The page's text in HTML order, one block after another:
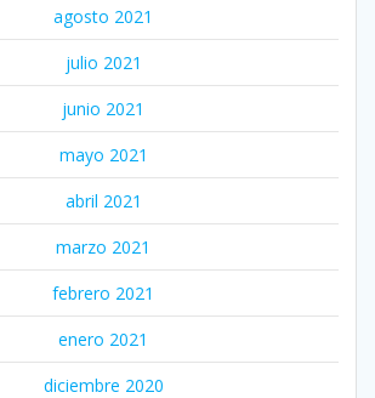
agosto 2021
julio 2021
junio 2021
mayo 2021
abril 2021
marzo 2021
febrero 2021
enero 2021
diciembre 2020